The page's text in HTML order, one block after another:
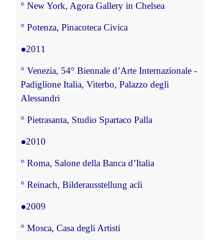
° New York, Agora Gallery in Chelsea
° Potenza, Pinacoteca Civica
●2011
° Venezia, 54° Biennale d’Arte Internazionale -
Padiglione Italia, Viterbo, Palazzo degli
Alessandri
° Pietrasanta, Studio Spartaco Palla
●2010
° Roma, Salone della Banca d’Italia
° Reinach, Bilderausstellung acli
●2009
° Mosca, Casa degli Artisti